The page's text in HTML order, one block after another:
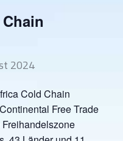
2024
Cold Chain
Free Trade